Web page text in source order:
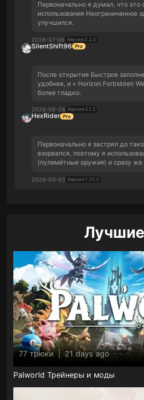
Первоначально я думал, что это
использования Неограниченное
улучшился.
2026-07-06 Версия 2.2.0
SilentShift96
После открытия Быстрое
удобнее, и « Horizon Forbidden
более гладко.
2026-06-28 Версия 2.1.2
HexRider
Первоначально я застрял до
взорвался, поэтому я
(пулемётные оружия) и сразу же
2026-03-03 Версия 1.25.0
77 трюки | 21 days ago
Palworld Трейнеры и моды